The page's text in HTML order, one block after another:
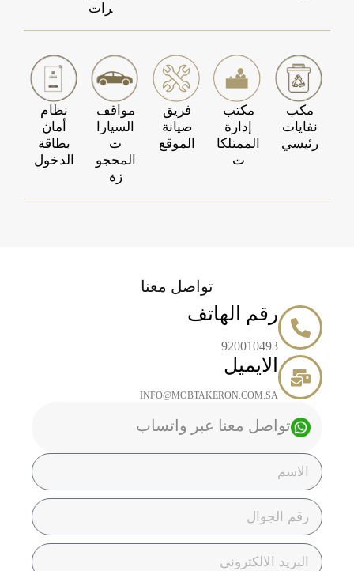
رات
مكب
نفايات
رئيسي
مكتب
إدارة
الممتلكا
ت
فريق
صيانة
الموقع
مواقف
السيارا
ت
المحجو
زة
نظام
أمان
بطاقة
الدخول
تواصل معنا
رقم الهاتف
920010493
الايميل
INFO@MOBTAKERON.COM.SA
تواصل معنا عبر واتساب